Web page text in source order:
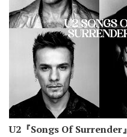
U2『Songs Of Surrender』